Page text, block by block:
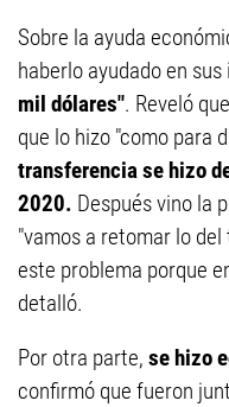
Sobre la ayuda
haberlo ayudado en
mil dólares". Reveló
que lo hizo "como para
transferencia se hizo
2020. Después vino la
"vamos a retomar lo
este problema porque
detalló.
Por otra parte, se hizo
confirmó que fueron